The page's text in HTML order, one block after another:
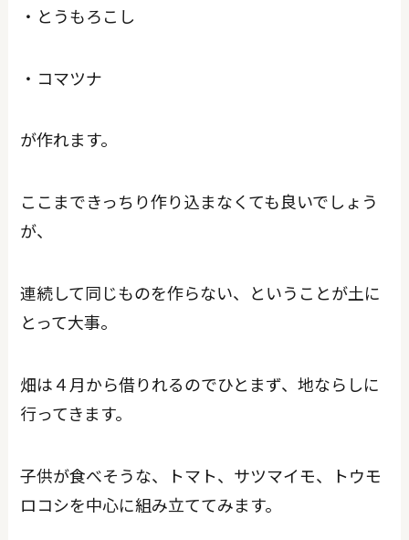
・とうもろこし
・コマツナ
が作れます。
ここまできっちり作り込まなくても良いでしょう
が、
連続して同じものを作らない、ということが土に
とって大事。
畑は４月から借りれるのでひとまず、地ならしに
行ってきます。
子供が食べそうな、トマト、サツマイモ、トウモ
ロコシを中心に組み立ててみます。